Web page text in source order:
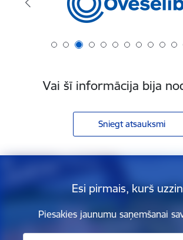
Vai šī informācija bija
Sniegt atsauksmi
Esi pirmais, kurš
Piesakies jaunumu saņemšanai